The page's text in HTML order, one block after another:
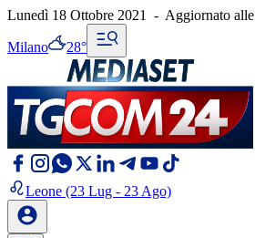
Lunedì 18 Ottobre 2021 - Aggiornato alle
Milano 28°
Leone (23 Lug - 23 Ago)